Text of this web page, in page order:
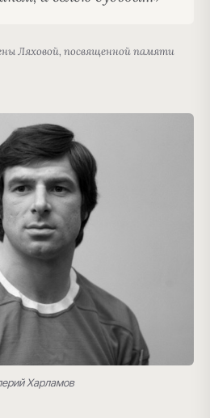
Ляховой, посвященной памяти
Харламов